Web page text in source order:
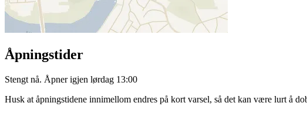
Åpningstider
Stengt nå. Åpner igjen lørdag 13:00
Husk at åpningstidene innimellom endres på kort varsel, så det kan være lurt å